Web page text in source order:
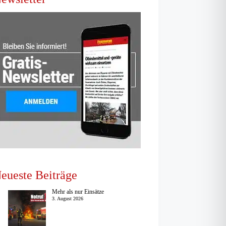
Beiträge
Mehr als nur Einsätze
3. August 2026